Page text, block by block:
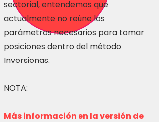
sectorial, entendemos que
actualmente no reúne los
parámetros necesarios para tomar
posiciones dentro del método
Inversionas.
NOTA:
Más información en la versión de